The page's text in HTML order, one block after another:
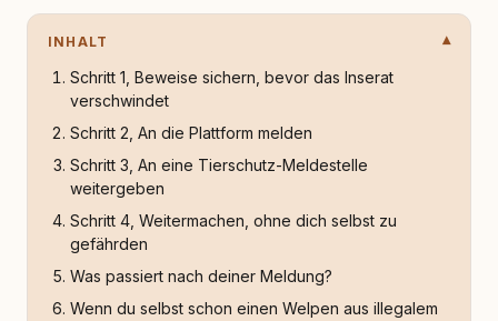
INHALT
Schritt 1, Beweise sichern, bevor das Inserat
verschwindet
Schritt 2, An die Plattform melden
Schritt 3, An eine Tierschutz-Meldestelle
weitergeben
Schritt 4, Weitermachen, ohne dich selbst zu
gefährden
Was passiert nach deiner Meldung?
Wenn du selbst schon einen Welpen aus illegalem